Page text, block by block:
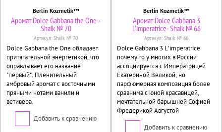
Berlin Kozmetik™
Аромат Dolce Gabbana the One -
Shaik № 70
Артикул: Shaik № 70
Dolce Gabbana the One обладает
притягательной энергетикой, что
оправдывает его название
"первый". Пленительный
амбровый аромат с восточными
пряными нотами ванили и
ветивера.
Добавить к сравнению
Berlin Kozmetik™
Аромат Dolce Gabbana 3
L'imperatrice- Shaik № 66
Артикул: Shaik № 66
Dolce Gabbana 3 L'imperatrice
почему то у многих в России
ассоциируется с Императрицей
Екатериной Великой, но
парфюмерная композиция более
сравнима с юной красавицей,
мечтательной барышней Софией
Фредерикой Августой
Добавить к сравнению